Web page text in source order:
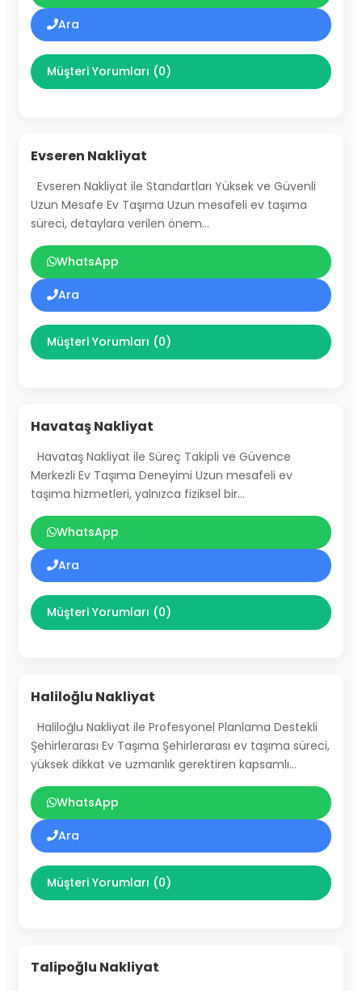
Ara
Müşteri Yorumları (0)
Evseren Nakliyat
Evseren Nakliyat ile Standartları Yüksek ve Güvenli
Uzun Mesafe Ev Taşıma Uzun mesafeli ev taşıma
süreci, detaylara verilen önem…
WhatsApp
Ara
Müşteri Yorumları (0)
Havataş Nakliyat
Havataş Nakliyat ile Süreç Takipli ve Güvence
Merkezli Ev Taşıma Deneyimi Uzun mesafeli ev
taşıma hizmetleri, yalnızca fiziksel bir…
WhatsApp
Ara
Müşteri Yorumları (0)
Haliloğlu Nakliyat
Haliloğlu Nakliyat ile Profesyonel Planlama Destekli
Şehirlerarası Ev Taşıma Şehirlerarası ev taşıma süreci,
yüksek dikkat ve uzmanlık gerektiren kapsamlı…
WhatsApp
Ara
Müşteri Yorumları (0)
Talipoğlu Nakliyat